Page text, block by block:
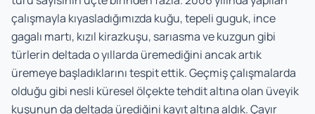
çalışmayla kıyasladığımızda kuğu, tepeli guguk, ince
gagalı martı, kızıl kirazkuşu, sarıasma ve kuzgun gibi
türlerin deltada o yıllarda üremediğini ancak artık
üremeye başladıklarını tespit ettik. Geçmiş çalışmalarda
olduğu gibi nesli küresel ölçekte tehdit altına olan üveyik
kuşunun da deltada ürediğini kayıt altına aldık. Çayır